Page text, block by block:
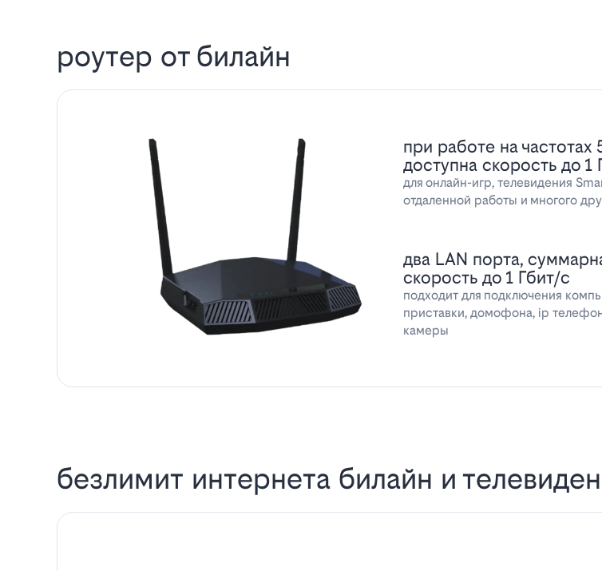
роутер от билайн
при работе на частотах
доступна скорость до 1
для онлайн-игр, телевидения
отдаленной работы и многого
два LAN порта,
скорость до 1 Гбит/с
подходит для подключения
приставки, домофона, ip
камеры
безлимит интернета билайн и